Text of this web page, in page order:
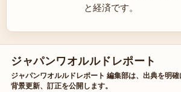
と経済です。
ジャパンワオルルドレポート
ジャパンワオルルドレポート 編集部は、出典を明確
背景更新、訂正を公開します。